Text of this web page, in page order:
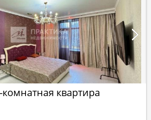
квартира